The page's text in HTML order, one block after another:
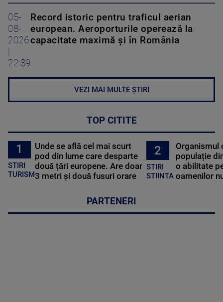
05-
08-
2026
22:39
Record istoric pentru traficul aerian
european. Aeroporturile operează la
capacitate maximă și în România
VEZI MAI MULTE ȘTIRI
TOP CITITE
1
STIRI
TURISM
Unde se află cel mai scurt
pod din lume care desparte
două țări europene. Are doar
3 metri și două fusuri orare
2
STIRI
STIINTA
Organismul
populație
o abilitate
oamenilor
PARTENERI